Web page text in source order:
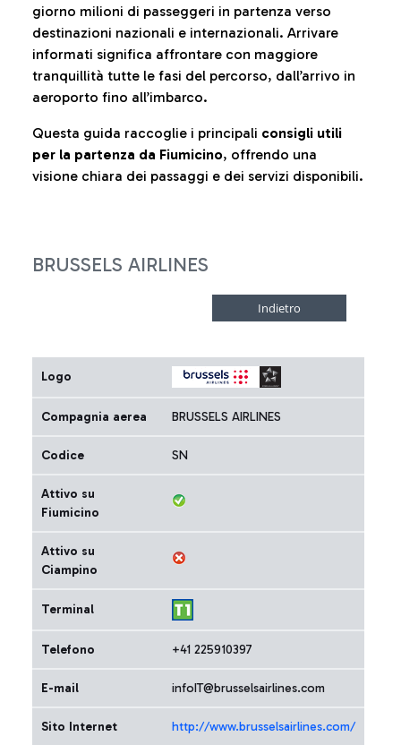
giorno milioni di passeggeri in partenza verso
destinazioni nazionali e internazionali. Arrivare
informati significa affrontare con maggiore
tranquillità tutte le fasi del percorso, dall’arrivo in
aeroporto fino all’imbarco.
Questa guida raccoglie i principali consigli utili
per la partenza da Fiumicino, offrendo una
visione chiara dei passaggi e dei servizi disponibili.
BRUSSELS AIRLINES
Logo
Compagnia aerea BRUSSELS AIRLINES
Codice SN
Attivo su
Fiumicino
Attivo su
Ciampino
Terminal
Telefono +41 225910397
E-mail infoIT@brusselsairlines.com
Sito Internet http://www.brusselsairlines.com/